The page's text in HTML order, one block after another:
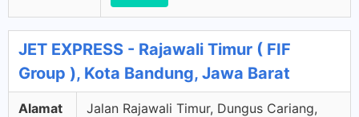
JET EXPRESS - Rajawali Timur ( FIF
Group ), Kota Bandung, Jawa Barat
Alamat
Jalan Rajawali Timur, Dungus Cariang,